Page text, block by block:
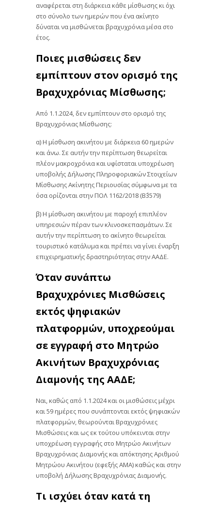
αναφέρεται στη διάρκεια κάθε μίσθωσης κι όχι
στο σύνολο των ημερών που ένα ακίνητο
δύναται να μισθώνεται βραχυχρόνια μέσα στο
έτος.
Ποιες μισθώσεις δεν
εμπίπτουν στον ορισμό της
Βραχυχρόνιας Μίσθωσης;
Από 1.1.2024, δεν εμπίπτουν στο ορισμό της
Βραχυχρόνιας Μίσθωσης:
α) Η μίσθωση ακινήτου με διάρκεια 60 ημερών
και άνω. Σε αυτήν την περίπτωση θεωρείται
πλέον μακροχρόνια και υφίσταται υποχρέωση
υποβολής Δήλωσης Πληροφοριακών Στοιχείων
Μίσθωσης Ακίνητης Περιουσίας σύμφωνα με τα
όσα ορίζονται στην ΠΟΛ 1162/2018 (Β΄3579)
β) Η μίσθωση ακινήτου με παροχή επιπλέον
υπηρεσιών πέραν των κλινοσκεπασμάτων. Σε
αυτήν την περίπτωση το ακίνητο θεωρείται
τουριστικό κατάλυμα και πρέπει να γίνει έναρξη
επιχειρηματικής δραστηριότητας στην ΑΑΔΕ.
Όταν συνάπτω
Βραχυχρόνιες Μισθώσεις
εκτός ψηφιακών
πλατφορμών, υποχρεούμαι
σε εγγραφή στο Μητρώο
Ακινήτων Βραχυχρόνιας
Διαμονής της ΑΑΔΕ;
Ναι, καθώς από 1.1.2024 και οι μισθώσεις μέχρι
και 59 ημέρες που συνάπτονται εκτός ψηφιακών
πλατφορμών, θεωρούνται Βραχυχρόνιες
Μισθώσεις και ως εκ τούτου υπόκεινται στην
υποχρέωση εγγραφής στο Μητρώο Ακινήτων
Βραχυχρόνιας Διαμονής και απόκτησης Αριθμού
Μητρώου Ακινήτου (εφεξής ΑΜΑ) καθώς και στην
υποβολή Δήλωσης Βραχυχρόνιας Διαμονής.
Τι ισχύει όταν κατά τη